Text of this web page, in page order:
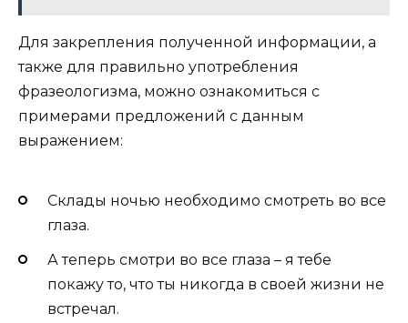
Для закрепления полученной информации, а
также для правильно употребления
фразеологизма, можно ознакомиться с
примерами предложений с данным
выражением:
Склады ночью необходимо смотреть во все
глаза.
А теперь смотри во все глаза – я тебе
покажу то, что ты никогда в своей жизни не
встречал.